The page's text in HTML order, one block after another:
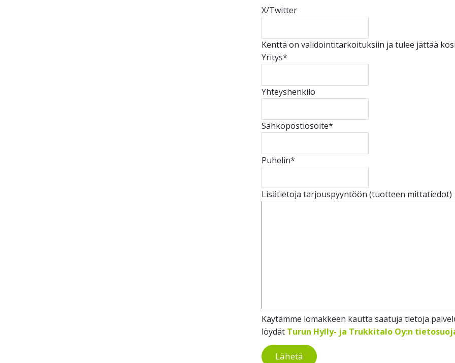
X/Twitter
Kenttä on validointitarkoituksiin ja tulee jättää
Yritys*
Yhteyshenkilö
Sähköpostiosoite*
Puhelin*
Lisätietoja tarjouspyyntöön (tuotteen mittatiedot)
Käytämme lomakkeen kautta saatuja tietoja
löydät Turun Hylly- ja Trukkitalo Oy:n
Lähetä